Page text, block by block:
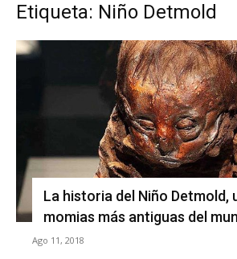
Etiqueta: Niño Detmold
La historia del Niño Detmold,
momias más antiguas del
Ago 11, 2018